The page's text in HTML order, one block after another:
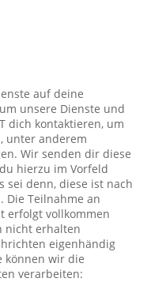
auf deine
unsere Dienste und
dich kontaktieren, um
unter anderem
Wir senden dir diese
hierzu im Vorfeld
sei denn, diese ist nach
Die Teilnahme an
erfolgt vollkommen
nicht erhalten
eigenhändig
können wir die
verarbeiten: